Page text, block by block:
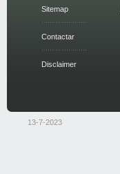
Sitemap
Contactar
Disclaimer
13-7-2023